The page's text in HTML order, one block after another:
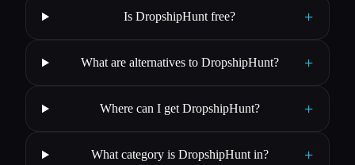
Is DropshipHunt free? +
What are alternatives to DropshipHunt? +
Where can I get DropshipHunt? +
What category is DropshipHunt in? +